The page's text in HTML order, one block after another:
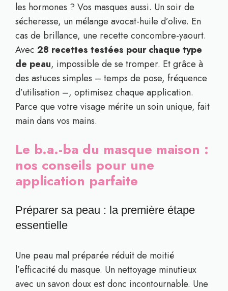
les hormones ? Vos masques aussi. Un soir de
sécheresse, un mélange avocat-huile d’olive. En
cas de brillance, une recette concombre-yaourt.
Avec 28 recettes testées pour chaque type
de peau, impossible de se tromper. Et grâce à
des astuces simples – temps de pose, fréquence
d’utilisation –, optimisez chaque application.
Parce que votre visage mérite un soin unique, fait
main dans vos mains.
Le b.a.-ba du masque maison :
nos conseils pour une
application parfaite
Préparer sa peau : la première étape
essentielle
Une peau mal préparée réduit de moitié
l’efficacité du masque. Un nettoyage minutieux
avec un savon doux est donc incontournable. Une